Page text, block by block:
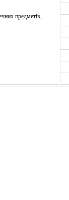
предметів,